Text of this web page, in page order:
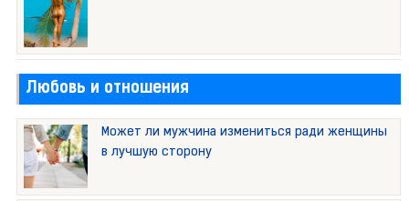
Любовь и отношения
Может ли мужчина измениться ради женщины
в лучшую сторону